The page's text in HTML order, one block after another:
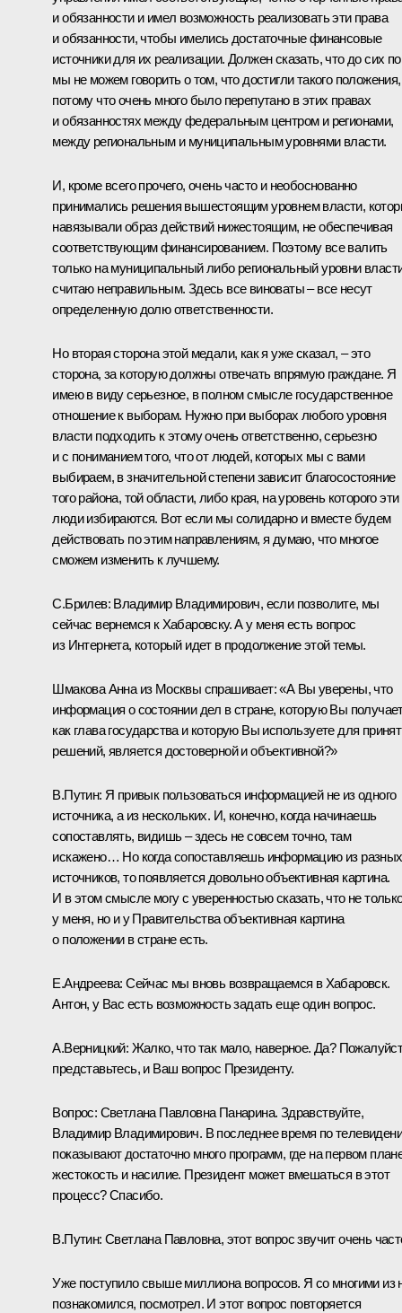
и обязанности и имел возможность реализовать эти права
и обязанности, чтобы имелись достаточные финансовые
источники для их реализации. Должен сказать, что до сих
мы не можем говорить о том, что достигли такого положения,
потому что очень много было перепутано в этих правах
и обязанностях между федеральным центром и регионами,
между региональным и муниципальным уровнями власти.
И, кроме всего прочего, очень часто и необоснованно
принимались решения вышестоящим уровнем власти,
навязывали образ действий нижестоящим, не обеспечивая
соответствующим финансированием. Поэтому все валить
только на муниципальный либо региональный уровни
считаю неправильным. Здесь все виноваты – все несут
определенную долю ответственности.
Но вторая сторона этой медали, как я уже сказал, – это
сторона, за которую должны отвечать впрямую граждане. Я
имею в виду серьезное, в полном смысле государственное
отношение к выборам. Нужно при выборах любого уровня
власти подходить к этому очень ответственно, серьезно
и с пониманием того, что от людей, которых мы с вами
выбираем, в значительной степени зависит благосостояние
того района, той области, либо края, на уровень которого эти
люди избираются. Вот если мы солидарно и вместе будем
действовать по этим направлениям, я думаю, что многое
сможем изменить к лучшему.
С.Брилев: Владимир Владимирович, если позволите, мы
сейчас вернемся к Хабаровску. А у меня есть вопрос
из Интернета, который идет в продолжение этой темы.
Шмакова Анна из Москвы спрашивает: «А Вы уверены, что
информация о состоянии дел в стране, которую Вы
как глава государства и которую Вы используете для
решений, является достоверной и объективной?»
В.Путин: Я привык пользоваться информацией не из одного
источника, а из нескольких. И, конечно, когда начинаешь
сопоставлять, видишь – здесь не совсем точно, там
искажено… Но когда сопоставляешь информацию из разных
источников, то появляется довольно объективная картина.
И в этом смысле могу с уверенностью сказать, что не
у меня, но и у Правительства объективная картина
о положении в стране есть.
Е.Андреева: Сейчас мы вновь возвращаемся в Хабаровск.
Антон, у Вас есть возможность задать еще один вопрос.
А.Верницкий: Жалко, что так мало, наверное. Да?
представьтесь, и Ваш вопрос Президенту.
Вопрос: Светлана Павловна Панарина. Здравствуйте,
Владимир Владимирович. В последнее время по
показывают достаточно много программ, где на первом
жестокость и насилие. Президент может вмешаться в этот
процесс? Спасибо.
В.Путин: Светлана Павловна, этот вопрос звучит очень
Уже поступило свыше миллиона вопросов. Я со многими из
познакомился, посмотрел. И этот вопрос повторяется